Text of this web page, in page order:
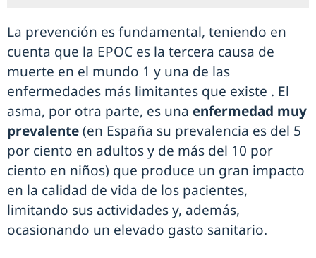
La prevención es fundamental, teniendo en
cuenta que la EPOC es la tercera causa de
muerte en el mundo 1 y una de las
enfermedades más limitantes que existe . El
asma, por otra parte, es una enfermedad muy
prevalente(en España su prevalencia es del 5
por ciento en adultos y de más del 10 por
ciento en niños) que produce un gran impacto
en la calidad de vida de los pacientes,
limitando sus actividades y, además,
ocasionando un elevado gasto sanitario.